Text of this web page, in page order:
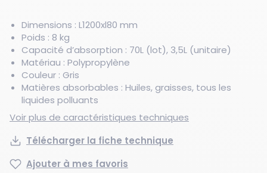
Dimensions : L1200xl80 mm
Poids : 8 kg
Capacité d’absorption : 70L (lot), 3,5L (unitaire)
Matériau : Polypropylène
Couleur : Gris
Matières absorbables : Huiles, graisses, tous les
liquides polluants
Voir plus de caractéristiques techniques
Télécharger la fiche technique
Ajouter à mes favoris